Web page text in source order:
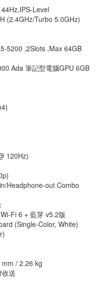
Level
(2.4GHz/Turbo 5.0GHz)
5200 ,2Slots ,Max 64GB
Ada 筆記型電腦GPU 6GB
120Hz)
Headphone-out Combo
Fi 6 + 藍芽 v5.2版
(Single-Color, White)
/ 2.26 kg
送